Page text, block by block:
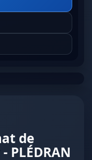
de
PLÉDRAN